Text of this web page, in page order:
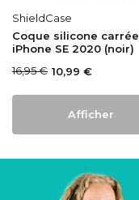
ShieldCase
Coque silicone carrée
iPhone SE 2020 (noir)
16,95 € 10,99 €
Afficher